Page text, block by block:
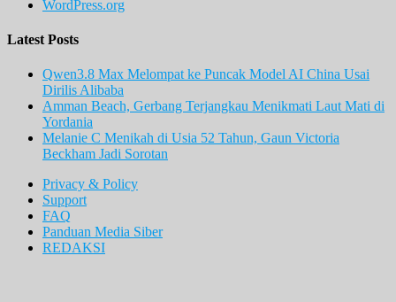
WordPress.org
Latest Posts
Qwen3.8 Max Melompat ke Puncak Model AI China Usai
Dirilis Alibaba
Amman Beach, Gerbang Terjangkau Menikmati Laut Mati di
Yordania
Melanie C Menikah di Usia 52 Tahun, Gaun Victoria
Beckham Jadi Sorotan
Privacy & Policy
Support
FAQ
Panduan Media Siber
REDAKSI